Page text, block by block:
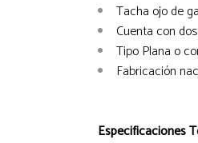
Tacha ojo de
Cuenta con
Tipo Plana o
Fabricación
Especificaciones